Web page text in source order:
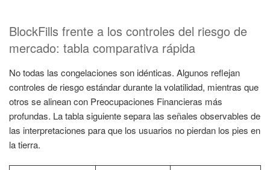
BlockFills frente a los controles del riesgo de
mercado: tabla comparativa rápida
No todas las congelaciones son idénticas. Algunos reflejan
controles de riesgo estándar durante la volatilidad, mientras que
otros se alinean con Preocupaciones Financieras más
profundas. La tabla siguiente separa las señales observables de
las interpretaciones para que los usuarios no pierdan los pies en
la tierra.